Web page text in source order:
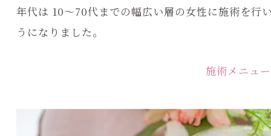
年代は 10～70代までの幅広い層の女性に施術を行
うになりました。
施術メニュー